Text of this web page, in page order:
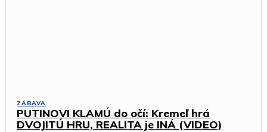
ZÁBAVA
PUTINOVI KLAMÚ do očí: Kremeľ hrá
DVOJITÚ HRU, REALITA je INÁ (VIDEO)